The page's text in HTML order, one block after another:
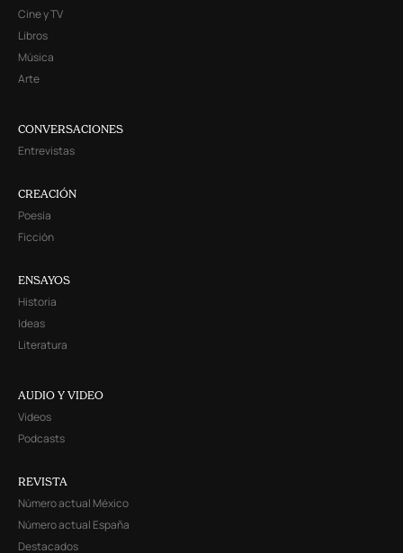
Cine y TV
Libros
Música
Arte
CONVERSACIONES
Entrevistas
CREACIÓN
Poesía
Ficción
ENSAYOS
Historia
Ideas
Literatura
AUDIO Y VIDEO
Videos
Podcasts
REVISTA
Número actual México
Número actual España
Destacados